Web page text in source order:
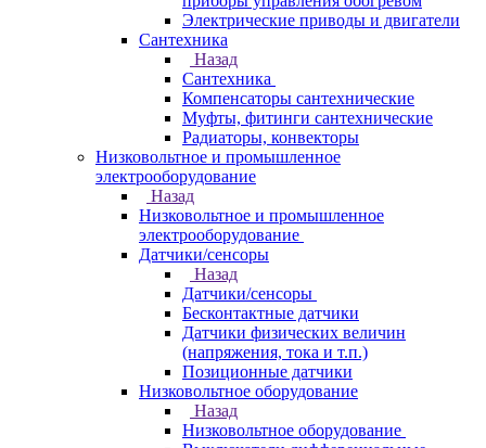
Электрические приводы и двигатели
Сантехника
Назад
Сантехника
Компенсаторы сантехнические
Муфты, фитинги сантехнические
Радиаторы, конвекторы
Низковольтное и промышленное
электрооборудование
Назад
Низковольтное и промышленное
электрооборудование
Датчики/сенсоры
Назад
Датчики/сенсоры
Бесконтактные датчики
Датчики физических величин
(напряжения, тока и т.п.)
Позиционные датчики
Низковольтное оборудование
Назад
Низковольтное оборудование